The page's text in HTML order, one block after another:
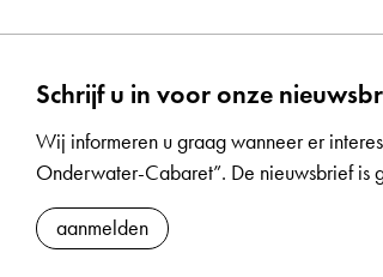
Schrijf u in voor onze
Wij informeren u graag wanneer er
Onderwater-Cabaret”. De nieuwsbrief is
aanmelden